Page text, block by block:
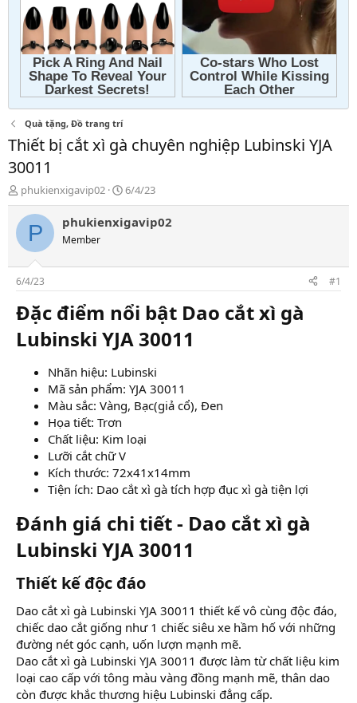
Quà tặng, Đồ trang trí
Thiết bị cắt xì gà chuyên nghiệp Lubinski YJA
30011
T
h
r
a
s
t
a
r
t
e
phukienxigavip02
N
g
à
y
6/4/23
P phukienxigavip02
Member
6/4/23 #1
Đặc điểm nổi bật Dao cắt xì gà
Lubinski YJA 30011​
Nhãn hiệu: Lubinski
Mã sản phẩm: YJA 30011
Màu sắc: Vàng, Bạc(giả cổ), Đen
Họa tiết: Trơn
Chất liệu: Kim loại
Lưỡi cắt chữ V
Kích thước: 72x41x14mm
Tiện ích: Dao cắt xì gà tích hợp đục xì gà tiện lợi
Đánh giá chi tiết - Dao cắt xì gà
Lubinski YJA 30011​
Thiết kế độc đáo​
Dao cắt xì gà Lubinski YJA 30011 thiết kế vô cùng độc đáo,
chiếc dao cắt giống như 1 chiếc siêu xe hầm hố với những
đường nét góc cạnh, uốn lượn mạnh mẽ.
Dao cắt xì gà Lubinski YJA 30011 được làm từ chất liệu kim
loại cao cấp với tông màu vàng đồng mạnh mẽ, thân dao
còn được khắc thương hiệu Lubinski đẳng cấp.